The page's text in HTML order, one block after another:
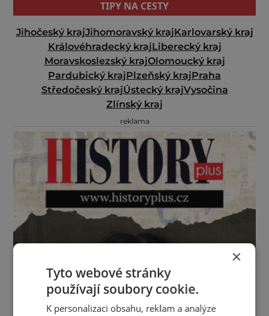
TIPY NA CESTY
Jihočeský krajJihomoravský krajKarlovarský kraj
Královéhradecký krajLiberecký kraj
Moravskoslezský krajOlomoucký kraj
Pardubický krajPlzeňský krajPraha
Středočeský krajÚstecký krajVysočina
Zlínský kraj
reklama
×
Tyto webové stránky
používají soubory cookie.
K personalizaci obsahu, reklam a analýze